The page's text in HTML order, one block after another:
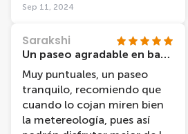
und pünktlich, sowie sauber.
Sep 11, 2024
Sarakshi
Un paseo agradable en barco
Muy puntuales, un paseo
tranquilo, recomiendo que
cuando lo cojan miren bien
la metereología, pues así